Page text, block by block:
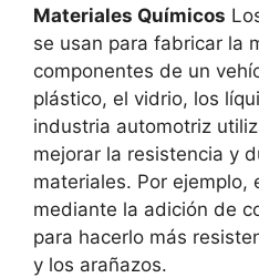
Materiales Químicos
se usan para fabricar la
componentes de un
plástico, el vidrio, los
industria automotriz
mejorar la resistencia y
materiales. Por ejemplo,
mediante la adición de
para hacerlo más
y los arañazos.